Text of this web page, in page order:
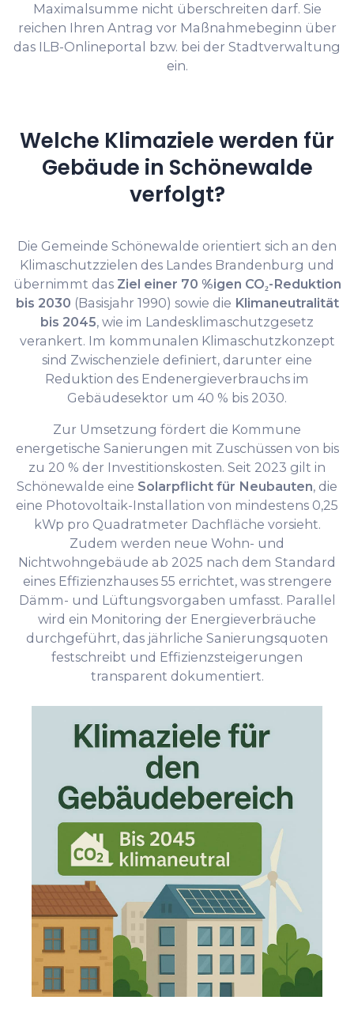
Maximalsumme nicht überschreiten darf. Sie
reichen Ihren Antrag vor Maßnahmebeginn über
das ILB-Onlineportal bzw. bei der Stadtverwaltung
ein.
Welche Klimaziele werden für
Gebäude in Schönewalde
verfolgt?
Die Gemeinde Schönewalde orientiert sich an den
Klimaschutzzielen des Landes Brandenburg und
übernimmt das Ziel einer 70 %igen CO₂-Reduktion
bis 2030 (Basisjahr 1990) sowie die Klimaneutralität
bis 2045, wie im Landesklimaschutzgesetz
verankert. Im kommunalen Klimaschutzkonzept
sind Zwischenziele definiert, darunter eine
Reduktion des Endenergieverbrauchs im
Gebäudesektor um 40 % bis 2030.
Zur Umsetzung fördert die Kommune
energetische Sanierungen mit Zuschüssen von bis
zu 20 % der Investitionskosten. Seit 2023 gilt in
Schönewalde eine Solarpflicht für Neubauten, die
eine Photovoltaik-Installation von mindestens 0,25
kWp pro Quadratmeter Dachfläche vorsieht.
Zudem werden neue Wohn- und
Nichtwohngebäude ab 2025 nach dem Standard
eines Effizienzhauses 55 errichtet, was strengere
Dämm- und Lüftungsvorgaben umfasst. Parallel
wird ein Monitoring der Energieverbräuche
durchgeführt, das jährliche Sanierungsquoten
festschreibt und Effizienzsteigerungen
transparent dokumentiert.